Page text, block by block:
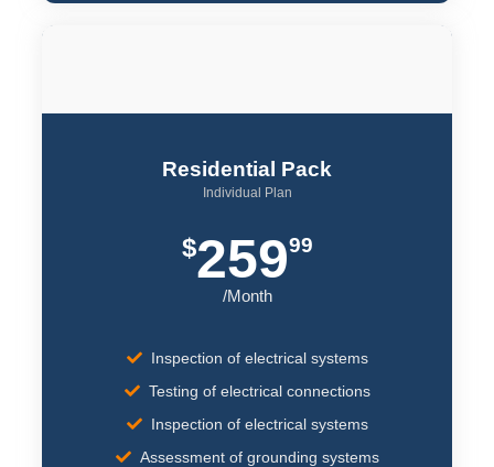
Residential Pack
Individual Plan
$25999
/Month
Inspection of electrical systems
Testing of electrical connections
Inspection of electrical systems
Assessment of grounding systems